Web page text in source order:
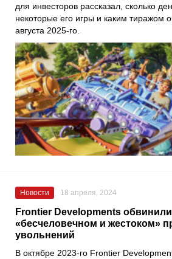
для инвесторов рассказал, сколько
некоторые его игры и каким тиражом
августа 2025-го.
Новости 18 апреля, 2024
Frontier Developments
«бесчеловечном и жестоком»
увольнений
В октябре 2023-го Frontier